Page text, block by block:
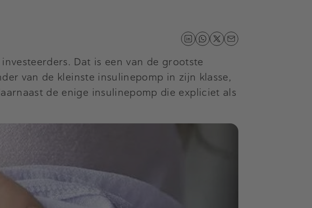
Dat is een van de grootste
van de kleinste insulinepomp in zijn klasse,
de enige insulinepomp die expliciet als